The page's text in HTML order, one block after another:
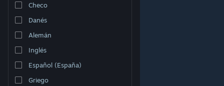
Checo
Danés
Alemán
Inglés
Español (España)
Griego